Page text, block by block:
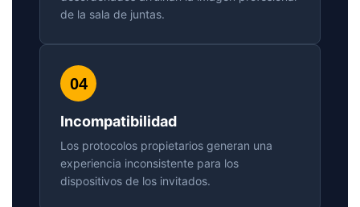
de la sala de juntas.
04
Incompatibilidad
Los protocolos propietarios generan una
experiencia inconsistente para los
dispositivos de los invitados.